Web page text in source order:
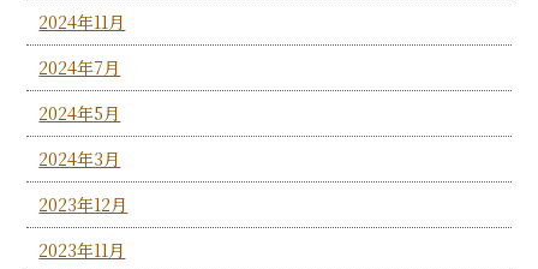
2024年11月
2024年7月
2024年5月
2024年3月
2023年12月
2023年11月